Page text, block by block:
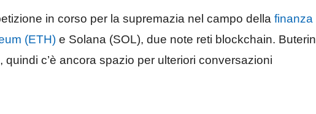
in corso per la supremazia nel campo della finanza
(ETH) e Solana (SOL), due note reti blockchain. Buterin
c’è ancora spazio per ulteriori conversazioni